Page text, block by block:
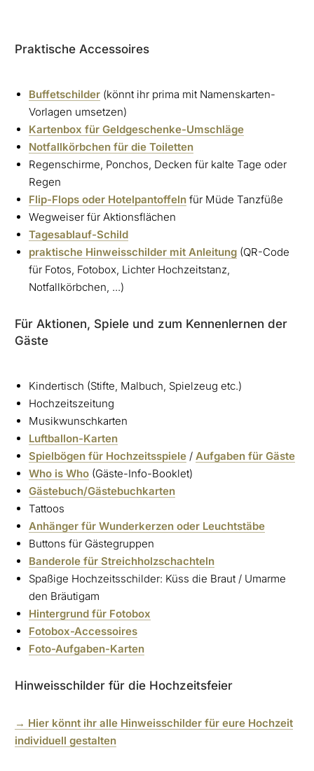
Praktische Accessoires
Buffetschilder (könnt ihr prima mit Namenskarten-
Vorlagen umsetzen)
Kartenbox für Geldgeschenke-Umschläge
Notfallkörbchen für die Toiletten
Regenschirme, Ponchos, Decken für kalte Tage oder
Regen
Flip-Flops oder Hotelpantoffeln für Müde Tanzfüße
Wegweiser für Aktionsflächen
Tagesablauf-Schild
praktische Hinweisschilder mit Anleitung (QR-Code
für Fotos, Fotobox, Lichter Hochzeitstanz,
Notfallkörbchen, ...)
Für Aktionen, Spiele und zum Kennenlernen der
Gäste
Kindertisch (Stifte, Malbuch, Spielzeug etc.)
Hochzeitszeitung
Musikwunschkarten
Luftballon-Karten
Spielbögen für Hochzeitsspiele / Aufgaben für Gäste
Who is Who (Gäste-Info-Booklet)
Gästebuch/Gästebuchkarten
Tattoos
Anhänger für Wunderkerzen oder Leuchtstäbe
Buttons für Gästegruppen
Banderole für Streichholzschachteln
Spaßige Hochzeitsschilder: Küss die Braut / Umarme
den Bräutigam
Hintergrund für Fotobox
Fotobox-Accessoires
Foto-Aufgaben-Karten
Hinweisschilder für die Hochzeitsfeier
→ Hier könnt ihr alle Hinweisschilder für eure Hochzeit
individuell gestalten